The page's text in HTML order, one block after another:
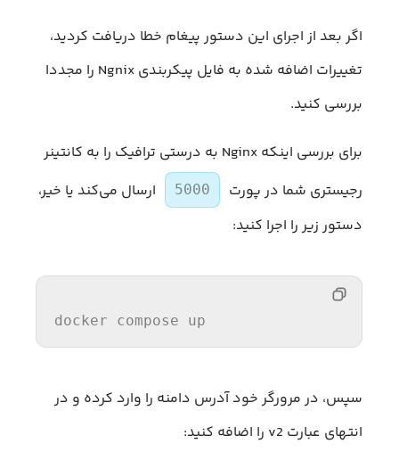
اگر بعد از اجرای این دستور پیغام خطا دریافت کردید،
تغییرات اضافه شده به فایل پیکربندی Ngnix را مجددا
بررسی کنید.
برای بررسی اینکه Nginx به درستی ترافیک را به کانتینر
رجیستری شما در پورت
5000
ارسال می‌کند یا خیر،
دستور زیر را اجرا کنید:
docker compose up
سپس، در مرورگر خود آدرس دامنه را وارد کرده و در
انتهای عبارت v2 را اضافه کنید: